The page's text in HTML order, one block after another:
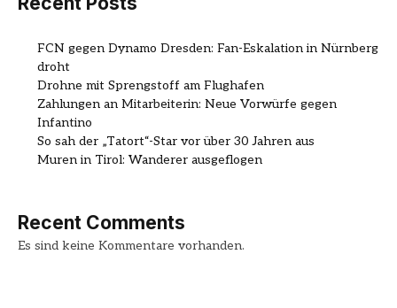
FCN gegen Dynamo Dresden: Fan-Eskalation in Nürnberg
droht
Drohne mit Sprengstoff am Flughafen
Zahlungen an Mitarbeiterin: Neue Vorwürfe gegen
Infantino
So sah der „Tatort“-Star vor über 30 Jahren aus
Muren in Tirol: Wanderer ausgeflogen
Recent Comments
Es sind keine Kommentare vorhanden.